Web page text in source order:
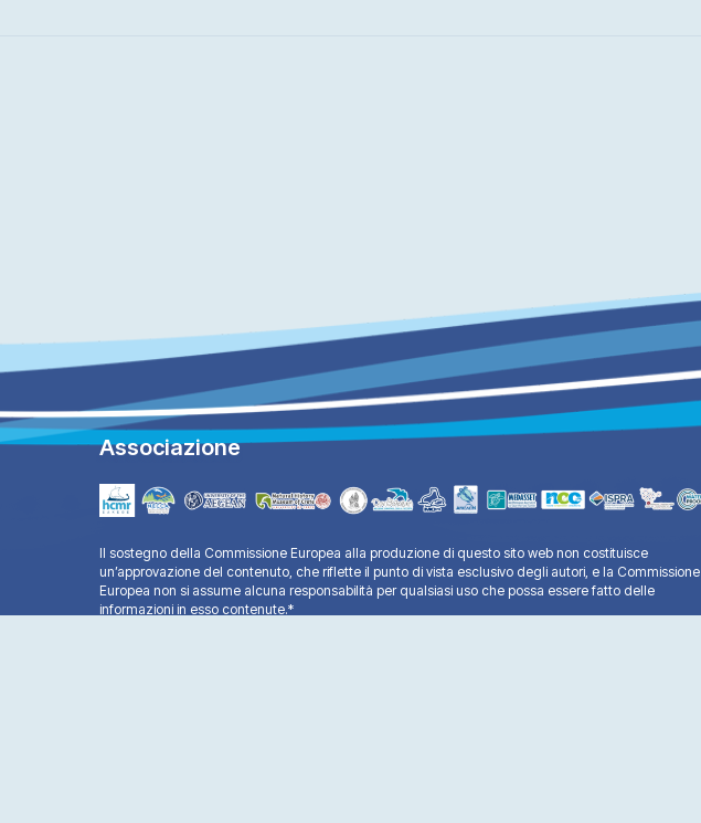
Associazione
Il sostegno della Commissione Europea alla produzione di questo sito web non costituisce
un’approvazione del contenuto, che riflette il punto di vista esclusivo degli autori, e la Commissione
Europea non si assume alcuna responsabilità per qualsiasi uso che possa essere fatto delle
informazioni in esso contenute.*